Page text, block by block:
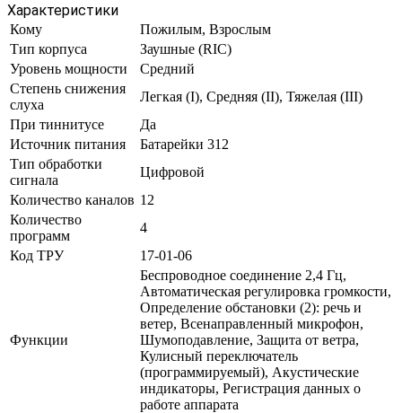
Характеристики
Кому
Пожилым, Взрослым
Тип корпуса
Заушные (RIC)
Уровень мощности
Средний
Степень снижения
слуха
Легкая (I), Средняя (II), Тяжелая (III)
При тиннитусе
Да
Источник питания
Батарейки 312
Тип обработки
сигнала
Цифровой
Количество каналов 12
Количество
программ
4
Код ТРУ
17-01-06
Функции
Беспроводное соединение 2,4 Гц,
Автоматическая регулировка громкости,
Определение обстановки (2): речь и
ветер, Всенаправленный микрофон,
Шумоподавление, Защита от ветра,
Кулисный переключатель
(программируемый), Акустические
индикаторы, Регистрация данных о
работе аппарата